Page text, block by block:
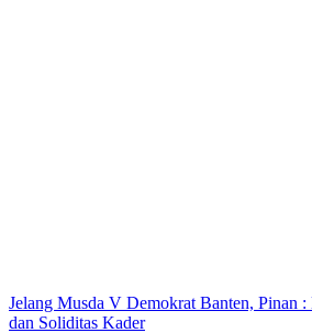
Jelang Musda V Demokrat Banten, Pinan
dan Soliditas Kader